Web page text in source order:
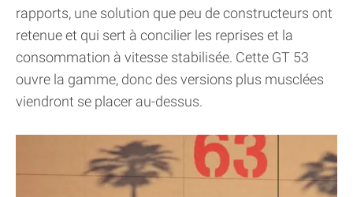
rapports, une solution que peu de constructeurs ont
retenue et qui sert à concilier les reprises et la
consommation à vitesse stabilisée. Cette GT 53
ouvre la gamme, donc des versions plus musclées
viendront se placer au-dessus.